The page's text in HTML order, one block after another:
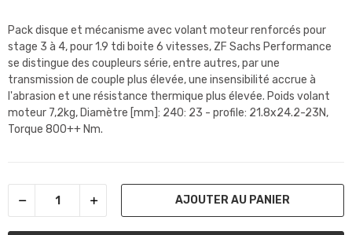
Pack disque et mécanisme avec volant moteur renforcés pour
stage 3 à 4, pour 1.9 tdi boite 6 vitesses, ZF Sachs Performance
se distingue des coupleurs série, entre autres, par une
transmission de couple plus élevée, une insensibilité accrue à
l'abrasion et une résistance thermique plus élevée. Poids volant
moteur 7,2kg, Diamètre [mm]: 240: 23 - profile: 21.8x24.2-23N,
Torque 800++ Nm.
AJOUTER AU PANIER